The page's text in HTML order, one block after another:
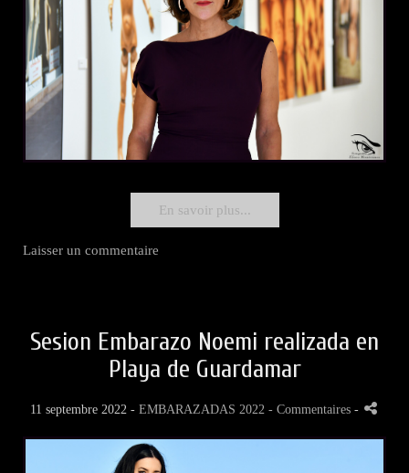
En savoir plus...
Laisser un commentaire
Sesion Embarazo Noemi realizada en
Playa de Guardamar
11 septembre 2022 - EMBARAZADAS 2022 - Commentaires -